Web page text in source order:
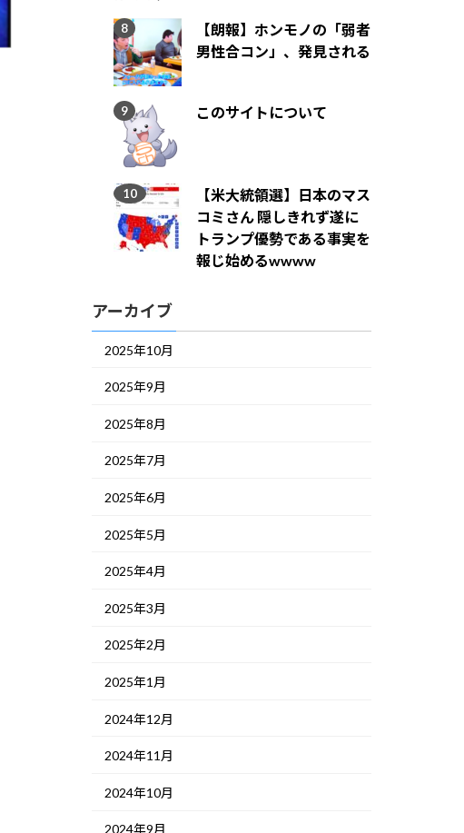
【朗報】ホンモノの「弱者
男性合コン」、発見される
このサイトについて
【米大統領選】日本のマス
コミさん 隠しきれず遂に
トランプ優勢である事実を
報じ始めるwwww
アーカイブ
2025年10月
2025年9月
2025年8月
2025年7月
2025年6月
2025年5月
2025年4月
2025年3月
2025年2月
2025年1月
2024年12月
2024年11月
2024年10月
2024年9月